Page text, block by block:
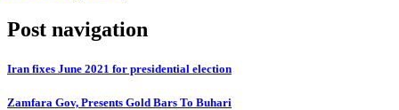
Post navigation
Iran fixes June 2021 for presidential election
Zamfara Gov, Presents Gold Bars To Buhari